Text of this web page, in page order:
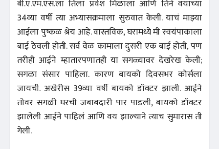
बी.ए.एम.एस.ला तिला प्रवेश मिळाला आणि तिने वयाच्या
34व्या वर्षी त्या अभ्यासक्रमाला सुरुवात केली. याचं माझ्या
आईला पुष्कळ श्रेय आहे. वास्तविक, घरामध्ये मी स्वयंपाकाला
बाई ठेवली होती. सर्व वेळ कामाला दुसरी एक बाई होती, पण
तरीही आईने म्हातारपणातही या सगळ्यावर देखरेख केली;
सगळा संसार पाहिला. कारण बायको दिवसभर कोर्सला
जायची. अखेरीस 39व्या वर्षी बायको डॉक्टर झाली. आईने
तोवर सगळी घरची जबाबदारी पार पाडली, बायको डॉक्टर
झालेली आईने पाहिलं आणि वय झाल्याने त्याच सुमारास ती
गेली.